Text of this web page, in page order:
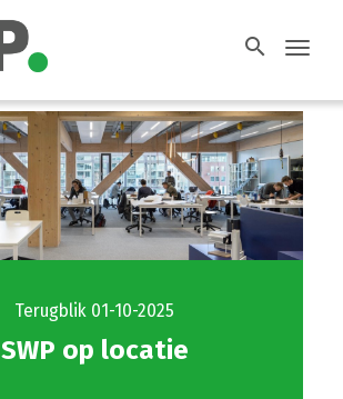
search
Terugblik 01-10-2025
SWP op locatie